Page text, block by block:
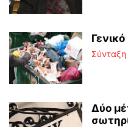
Σύνταξη
Δύο